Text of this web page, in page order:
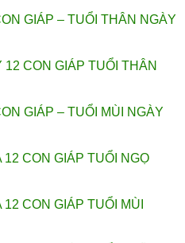
GIÁP – TUỔI THÂN NGÀY
CON GIÁP TUỔI THÂN
GIÁP – TUỔI MÙI NGÀY
CON GIÁP TUỔI NGỌ
CON GIÁP TUỔI MÙI